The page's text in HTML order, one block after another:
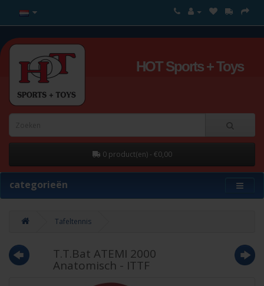
HOT Sports + Toys
0 product(en) - €0,00
categorieën
Tafeltennis
T.T.Bat ATEMI 2000
Anatomisch - ITTF